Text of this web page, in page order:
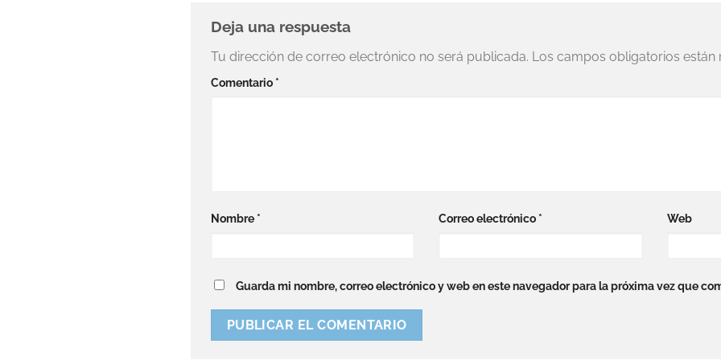
Deja una respuesta
Tu dirección de correo electrónico no será publicada. Los campos obligatorios están
Comentario *
Nombre * Correo electrónico * Web
Guarda mi nombre, correo electrónico y web en este navegador para la próxima vez que